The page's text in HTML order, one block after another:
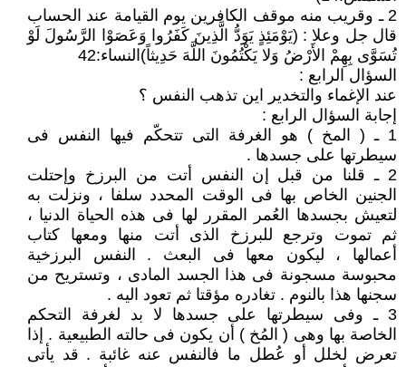
2 ـ وقريب منه موقف الكافرين يوم القيامة عند الحساب
قال جل وعلا : (يَوْمَئِذٍ يَوَدُّ الَّذِينَ كَفَرُوا وَعَصَوْا الرَّسُولَ لَوْ
تُسَوَّى بِهِمْ الأَرْضُ وَلا يَكْتُمُونَ اللَّهَ حَدِيثاً)النساء:42
السؤال الرابع :
عند الإغماء والتخدير اين تذهب النفس ؟
إجابة السؤال الرابع :
1 ـ ( المخ ) هو الغرفة التى تتحكّم فيها النفس فى
سيطرتها على جسدها .
2 ـ قلنا من قبل إن النفس أتت من البرزخ وإحتلت
الجنين الخاص بها فى الوقت المحدد سلفا ، ونزلت به
لتعيش بجسدها العُمر المقرر لها فى هذه الحياة الدنيا ،
ثم تموت وترجع للبرزخ الذى أتت منها ومعها كتاب
أعمالها ، ليكون معها فى البعث . النفس البرزخية
محبوسة مسجونة فى هذا الجسد المادى ، وتستريح من
سجنها هذا بالنوم . تغادره مؤقتا ثم تعود اليه .
3 ـ وفى سيطرتها على جسدها لا بد لغرفة التحكم
الخاصة بها وهى ( المُخ ) أن يكون فى حالته الطبيعية . إذا
تعرض لخلل أو عُطل ما فالنفس عنه غائبة . قد يأتى